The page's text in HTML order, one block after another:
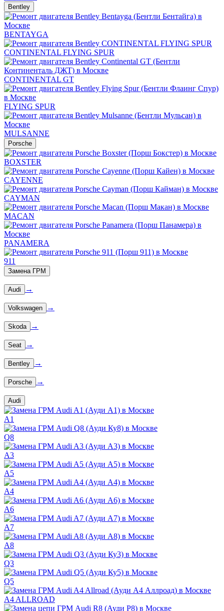
Bentley
BENTAYGA
CONTINENTAL FLYING SPUR
CONTINENTAL GT
FLYING SPUR
MULSANNE
Porsche
BOXSTER
CAYENNE
CAYMAN
MACAN
PANAMERA
911
Замена ГРМ
Audi →
Volkswagen →
Skoda →
Seat →
Bentley →
Porsche →
Audi
A1
Q8
A3
A5
A4
A6
A7
A8
Q3
Q5
A4 ALLROAD